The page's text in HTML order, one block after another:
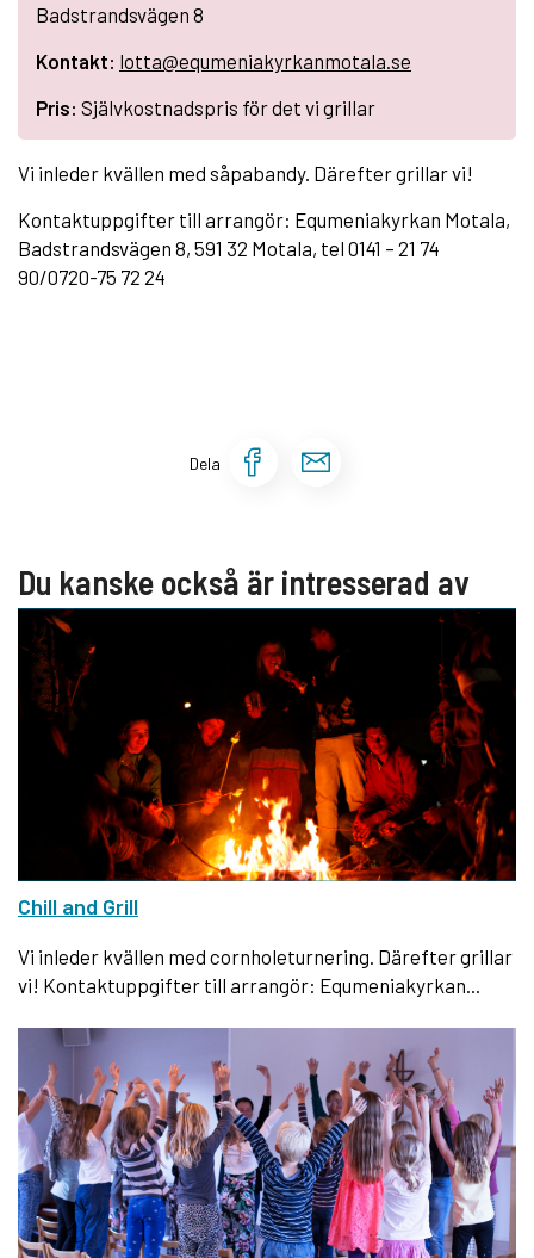
Badstrandsvägen 8
Kontakt: lotta@equmeniakyrkanmotala.se
Pris: Självkostnadspris för det vi grillar
Vi inleder kvällen med såpabandy. Därefter grillar vi!
Kontaktuppgifter till arrangör: Equmeniakyrkan Motala,
Badstrandsvägen 8, 591 32 Motala, tel 0141 – 21 74
90/0720-75 72 24
Dela Dela sidan på
Du kanske också är intresserad av
Chill and Grill
Vi inleder kvällen med cornholeturnering. Därefter grillar
vi! Kontaktuppgifter till arrangör: Equmeniakyrkan...